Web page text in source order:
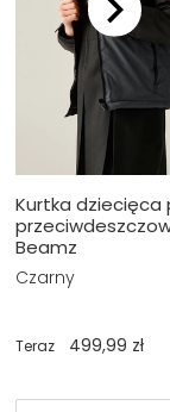
Kurtka dziecięca
Beamz
Czarny
Teraz 499,99 zł